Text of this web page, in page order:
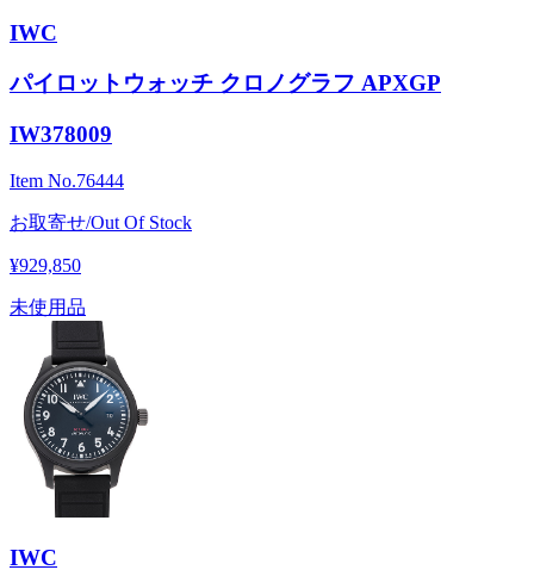
IWC
パイロットウォッチ クロノグラフ APXGP
IW378009
Item No.76444
お取寄せ/Out Of Stock
¥929,850
未使用品
IWC